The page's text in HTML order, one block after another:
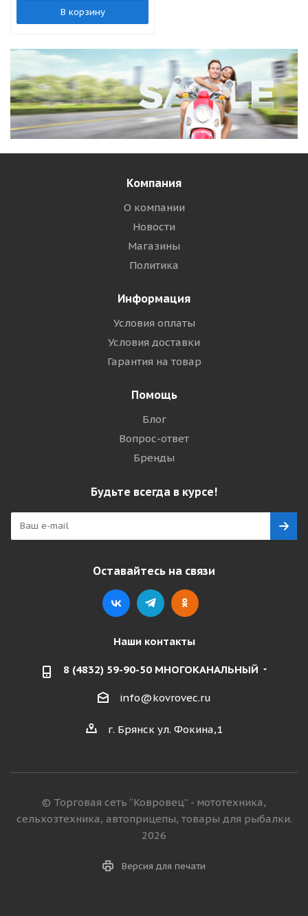
В корзину
Компания
О компании
Новости
Магазины
Политика
Информация
Условия оплаты
Условия доставки
Гарантия на товар
Помощь
Блог
Вопрос-ответ
Бренды
Будьте всегда в курсе!
Оставайтесь на связи
Наши контакты
8 (4832) 59-90-50 МНОГОКАНАЛЬНЫЙ
info@kovrovec.ru
г. Брянск ул. Фокина,1
© Торговая сеть “Ковровец” - мототехника,
сельхозтехника, автоприцепы, товары для рыбалки.
2026
Версия для печати